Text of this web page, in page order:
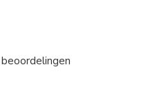
beoordelingen